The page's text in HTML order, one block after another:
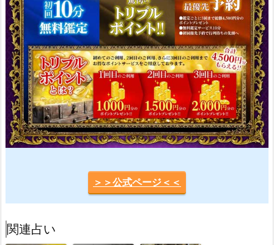
＞＞公式ページ＜＜
関連占い